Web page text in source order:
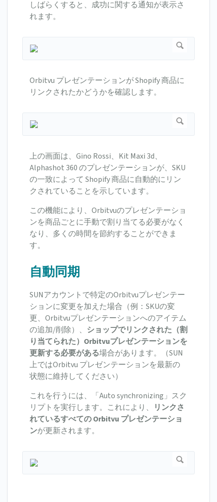
しばらくすると、成功に関する通知が表示さ
れます。
Orbitvu プレゼンテーションが Shopify 商品に
リンクされたかどうかを確認します。
上の画面は、Gino Rossi、Kit Maxi 3d、
Alphashot 360 のプレゼンテーションが、SKU
の一致によって Shopify 商品に自動的にリン
クされていることを示しています。
この機能により、Orbitvuのプレゼンテーショ
ンを商品ごとに手動で割り当てる必要がなく
なり、多くの時間を節約することができま
す。
自動同期
SUNアカウントで特定のOrbitvuプレゼンテー
ションに変更を加えた場合（例：SKUの変
更、Orbitvuプレゼンテーションへのアイテム
の追加/削除）、 ショップでリンクされた（割
り当てられた）Orbitvuプレゼンテーションを
更新する必要がある場合があります。（SUN
上ではOrbitvu プレゼンテーションを最新の
状態に維持してください）
これを行うには、「Auto synchronizing」スク
リプトを実行します。これにより、
リンクさ
れているすべての Orbitvu プレゼンテーショ
ンが更新されます。